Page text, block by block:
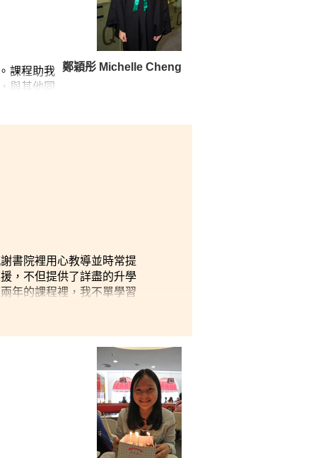
鄭穎彤 Michelle Cheng
課程助我
與其他同
書院裡用心教導並時常提
，不但提供了詳盡的升學
年的課程裡，我不單學習
導了心靈，獲益良多。